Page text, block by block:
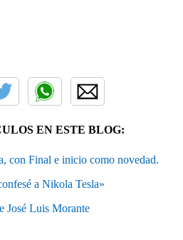
EN ESTE BLOG:
con Final e inicio como novedad.
a Nikola Tesla»
José Luis Morante